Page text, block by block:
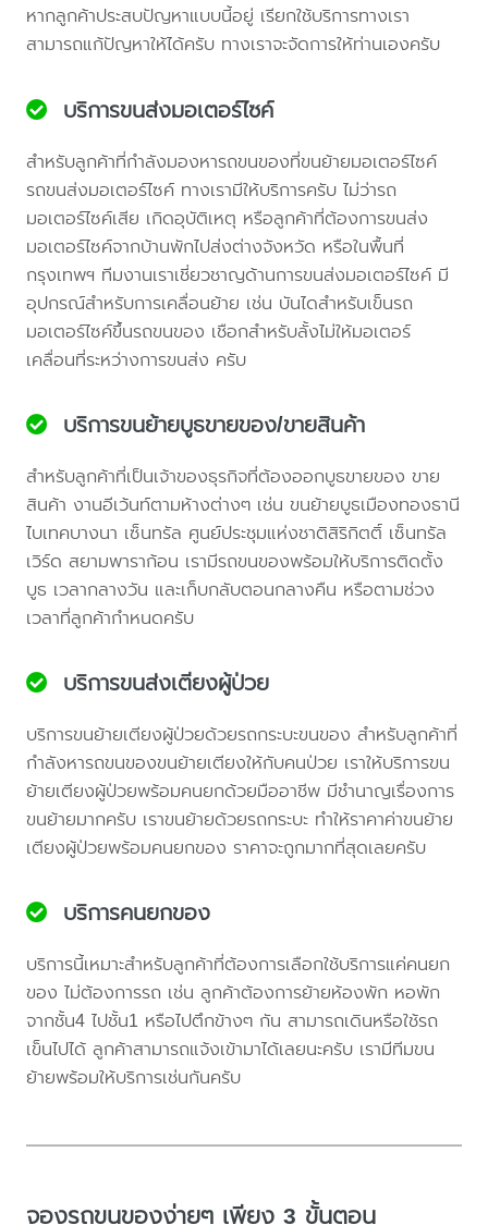
หากลูกค้าประสบปัญหาแบบนี้อยู่ เรียกใช้บริการทางเรา
สามารถแก้ปัญหาให้ได้ครับ ทางเราจะจัดการให้ท่านเองครับ
บริการขนส่งมอเตอร์ไซค์
สำหรับลูกค้าที่กำลังมองหารถขนของที่ขนย้ายมอเตอร์ไซค์
รถขนส่งมอเตอร์ไซค์ ทางเรามีให้บริการครับ ไม่ว่ารถ
มอเตอร์ไซค์เสีย เกิดอุบัติเหตุ หรือลูกค้าที่ต้องการขนส่ง
มอเตอร์ไซค์จากบ้านพักไปส่งต่างจังหวัด หรือในพื้นที่
กรุงเทพฯ ทีมงานเราเชี่ยวชาญด้านการขนส่งมอเตอร์ไซค์ มี
อุปกรณ์สำหรับการเคลื่อนย้าย เช่น บันไดสำหรับเข็นรถ
มอเตอร์ไซค์ขึ้นรถขนของ เชือกสำหรับลั้งไม่ให้มอเตอร์
เคลื่อนที่ระหว่างการขนส่ง ครับ
บริการขนย้ายบูธขายของ/ขายสินค้า
สำหรับลูกค้าที่เป็นเจ้าของธุรกิจที่ต้องออกบูธขายของ ขาย
สินค้า งานอีเว้นท์ตามห้างต่างๆ เช่น ขนย้ายบูธเมืองทองธานี
ไบเทคบางนา เซ็นทรัล ศูนย์ประชุมแห่งชาติสิริกิตติ์ เซ็นทรัล
เวิร์ด สยามพาราก้อน เรามีรถขนของพร้อมให้บริการติดตั้ง
บูธ เวลากลางวัน และเก็บกลับตอนกลางคืน หรือตามช่วง
เวลาที่ลูกค้ากำหนดครับ
บริการขนส่งเตียงผู้ป่วย
บริการขนย้ายเตียงผู้ป่วยด้วยรถกระบะขนของ สำหรับลูกค้าที่
กำลังหารถขนของขนย้ายเตียงให้กับคนป่วย เราให้บริการขน
ย้ายเตียงผู้ป่วยพร้อมคนยกด้วยมืออาชีพ มีชำนาญเรื่องการ
ขนย้ายมากครับ เราขนย้ายด้วยรถกระบะ ทำให้ราคาค่าขนย้าย
เตียงผู้ป่วยพร้อมคนยกของ ราคาจะถูกมากที่สุดเลยครับ
บริการคนยกของ
บริการนี้เหมาะสำหรับลูกค้าที่ต้องการเลือกใช้บริการแค่คนยก
ของ ไม่ต้องการรถ เช่น ลูกค้าต้องการย้ายห้องพัก หอพัก
จากชั้น4 ไปชั้น1 หรือไปตึกข้างๆ กัน สามารถเดินหรือใช้รถ
เข็นไปได้ ลูกค้าสามารถแจ้งเข้ามาได้เลยนะครับ เรามีทีมขน
ย้ายพร้อมให้บริการเช่นกันครับ
จองรถขนของง่ายๆ เพียง 3 ขั้นตอน